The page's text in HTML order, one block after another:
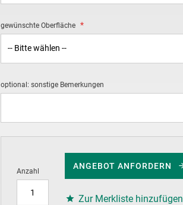
gewünschte Oberfläche
optional: sonstige Bemerkungen
Anzahl
ANGEBOT ANFORDERN
Zur Merkliste hinzufügen